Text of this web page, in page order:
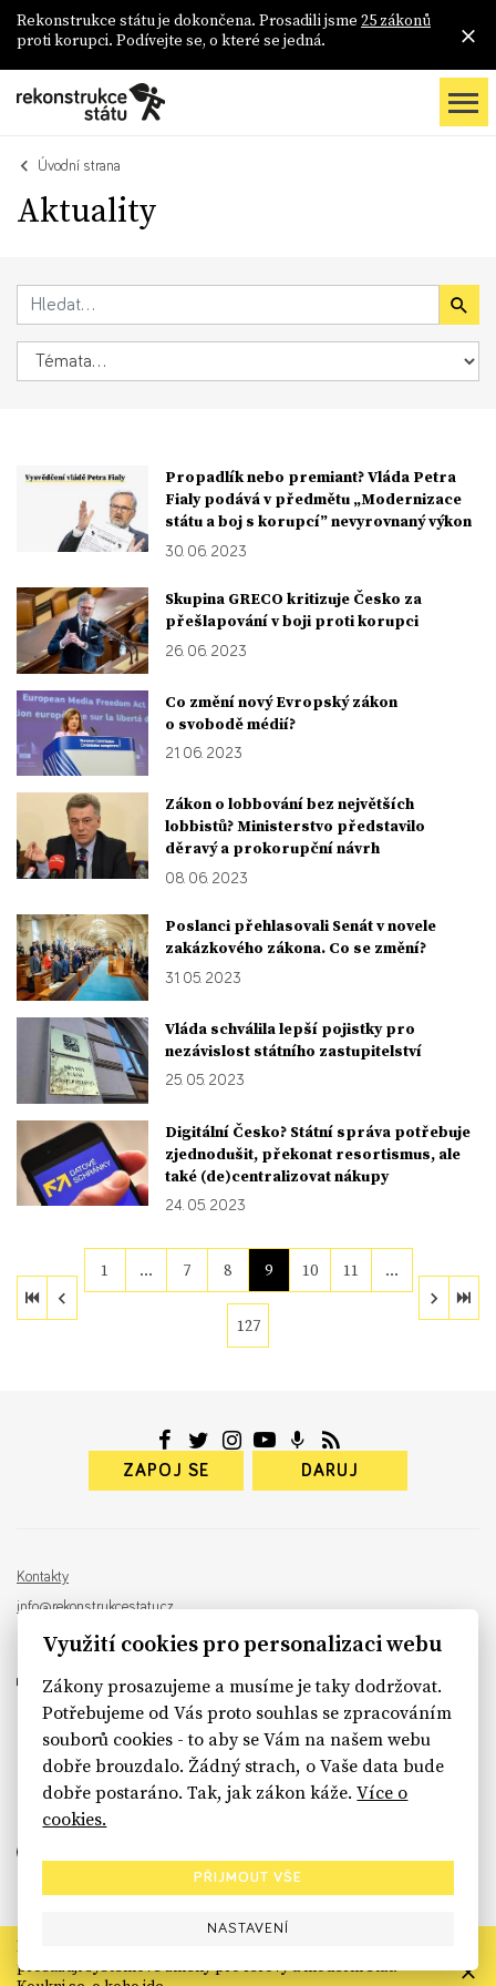
Rekonstrukce státu je dokončena. Prosadili jsme 25 zákonů
proti korupci. Podívejte se, o které se jedná.
Úvodní strana
Aktuality
Propadlík nebo premiant? Vláda Petra
Fialy podává v předmětu „Modernizace
státu a boj s korupcí” nevyrovnaný výkon
30. 06. 2023
Skupina GRECO kritizuje Česko za
přešlapování v boji proti korupci
26. 06. 2023
Co změní nový Evropský zákon
o svobodě médií?
21. 06. 2023
Zákon o lobbování bez největších
lobbistů? Ministerstvo představilo
děravý a prokorupční návrh
08. 06. 2023
Poslanci přehlasovali Senát v novele
zakázkového zákona. Co se změní?
31. 05. 2023
Vláda schválila lepší pojistky pro
nezávislost státního zastupitelství
25. 05. 2023
Digitální Česko? Státní správa potřebuje
zjednodušit, překonat resortismus, ale
také (de)centralizovat nákupy
24. 05. 2023
1 … 7 8 9 10 11 …
127
ZAPOJ SE DARUJ
Kontakty
info@rekonstrukcestatu.cz
Návrh a vývoj: Sinfin , ilustrace:
sinfin.digital
Rekonstrukce státu končí. Její členské organizace však dál
prosazují systémové změny pro férový a moderní stát.
Využití cookies pro personalizaci webu
Zákony prosazujeme a musíme je taky dodržovat.
Potřebujeme od Vás proto souhlas se zpracováním
souborů cookies - to aby se Vám na našem webu
dobře brouzdalo. Žádný strach, o Vaše data bude
dobře postaráno. Tak, jak zákon káže.Více o
cookies.
PŘIJMOUT VŠE
NASTAVENÍ